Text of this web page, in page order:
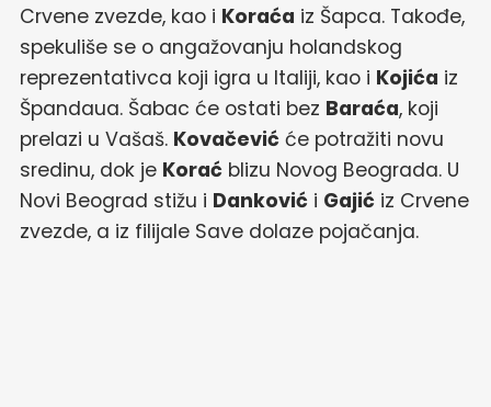
Crvene zvezde, kao i Koraća iz Šapca. Takođe,
spekuliše se o angažovanju holandskog
reprezentativca koji igra u Italiji, kao i Kojića iz
Špandaua. Šabac će ostati bez Baraća, koji
prelazi u Vašaš. Kovačević će potražiti novu
sredinu, dok je Korać blizu Novog Beograda. U
Novi Beograd stižu i Danković i Gajić iz Crvene
zvezde, a iz filijale Save dolaze pojačanja.